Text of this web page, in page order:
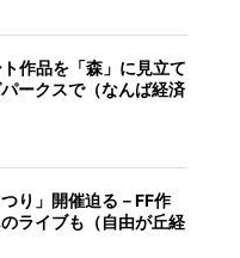
作品を「森」に見立て
ークスで（なんば経済
り」開催迫る－FF作
ライブも（自由が丘経